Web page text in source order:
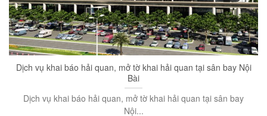
Dịch vụ khai báo hải quan, mở tờ khai hải quan tại sân bay Nội
Bài
Dịch vụ khai báo hải quan, mở tờ khai hải quan tại sân bay
Nội...